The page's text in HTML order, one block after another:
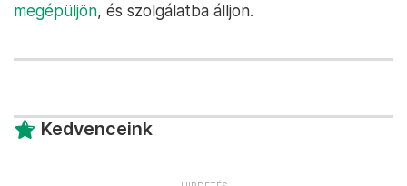
megépüljön, és szolgálatba álljon.
Kedvenceink